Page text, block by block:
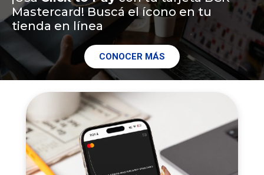
Mastercard! Buscá el ícono en tu
tienda en línea
CONOCER MÁS